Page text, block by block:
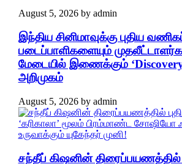
August 5, 2026by admin
இந்திய சினிமாவுக்கு புதிய
படைப்பாளிகளையும்
மேடையில் இணைக்கும்
அறிமுகம்
August 5, 2026by admin
சந்தீப் கிஷனின் திரைப்பயணத்தில்